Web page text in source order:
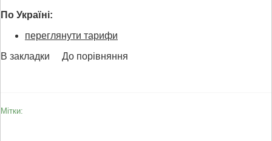
По Україні:
переглянути тарифи
В закладки
До порівняння
Мітки: